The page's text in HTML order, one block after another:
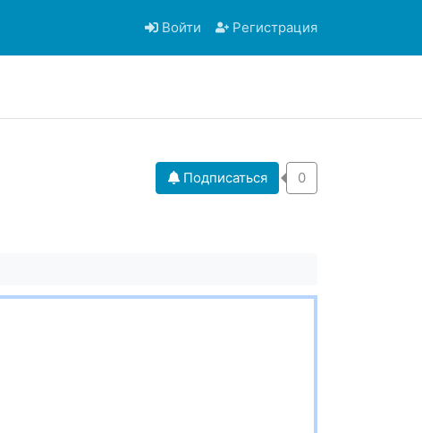
Войти Регистрация
Подписаться 0